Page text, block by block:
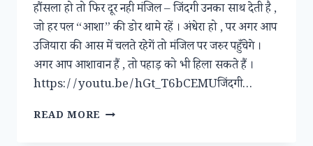
हौंसला हो तो फिर दूर नही मंजिल – जिंदगी उनका साथ देती है ,
जो हर पल “आशा” की डोर थामे रहें । अंधेरा हो , पर अगर आप
उजियारा की आस में चलते रहेगें तो मंजिल पर जरुर पहुँचेगे ।
अगर आप आशावान हैं , तो पहाड़ को भी हिला सकते हैं ।
https://youtu.be/hGt_T6bCEMUजिंदगी…
READ MORE “आशाएं”